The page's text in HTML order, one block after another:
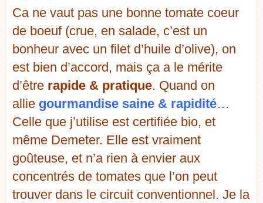
Ca ne vaut pas une bonne tomate coeur
de boeuf (crue, en salade, c’est un
bonheur avec un filet d’huile d’olive), on
est bien d’accord, mais ça a le mérite
d’être rapide & pratique. Quand on
allie gourmandise saine & rapidité…
Celle que j’utilise est certifiée bio, et
même Demeter. Elle est vraiment
goûteuse, et n’a rien à envier aux
concentrés de tomates que l’on peut
trouver dans le circuit conventionnel. Je la